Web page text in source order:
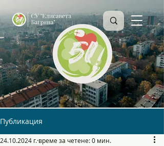
Публикация
24.10.2024 г. време за четене: 0 мин.